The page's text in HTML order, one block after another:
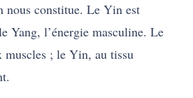
nous constitue. Le Yin est
Yang, l’énergie masculine. Le
muscles ; le Yin, au tissu